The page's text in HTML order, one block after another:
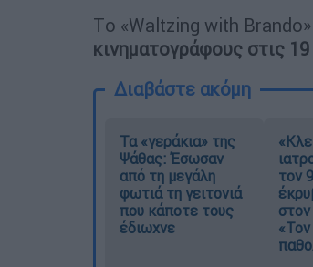
Tο «Waltzing with Brando»
κινηματογράφους στις
Διαβάστε ακόμη
Τα «γεράκια» της
Ψάθας: Έσωσαν
από τη μεγάλη
φωτιά τη γειτονιά
που κάποτε τους
έδιωχνε
τον